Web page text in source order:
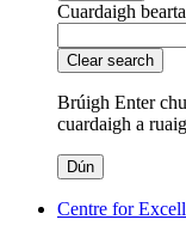
Cuardaigh
Clear search
Brúigh Enter
cuardaigh a
Dún
Centre for